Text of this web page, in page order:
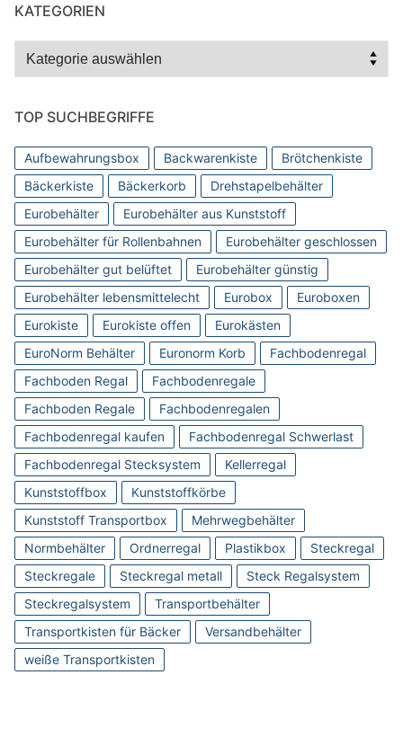
KATEGORIEN
Kategorien
TOP SUCHBEGRIFFE
Aufbewahrungsbox Backwarenkiste
Brötchenkiste
Bäckerkiste
Bäckerkorb
Drehstapelbehälter
Eurobehälter
Eurobehälter aus Kunststoff
Eurobehälter für Rollenbahnen
Eurobehälter geschlossen
Eurobehälter gut belüftet
Eurobehälter günstig
Eurobehälter lebensmittelecht
Eurobox
Euroboxen
Eurokiste
Eurokiste offen
Eurokästen
EuroNorm Behälter
Euronorm Korb
Fachbodenregal
Fachboden Regal
Fachbodenregale
Fachboden Regale
Fachbodenregalen
Fachbodenregal kaufen
Fachbodenregal Schwerlast
Fachbodenregal Stecksystem
Kellerregal
Kunststoffbox
Kunststoffkörbe
Kunststoff Transportbox
Mehrwegbehälter
Normbehälter
Ordnerregal Plastikbox
Steckregal
Steckregale
Steckregal metall
Steck Regalsystem
Steckregalsystem
Transportbehälter
Transportkisten für Bäcker
Versandbehälter
weiße Transportkisten